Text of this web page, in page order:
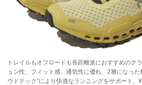
トレイルもオフロードも長距離派におすすめのク
ョン性、フィット感、通気性に優れ、2層になった
ウドテック”により快適なランニングをサポート。